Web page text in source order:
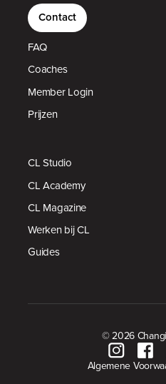
Contact
FAQ
Coaches
Member Login
Prijzen
CL Studio
CL Academy
CL Magazine
Werken bij CL
Guides
© 2026
Algemene